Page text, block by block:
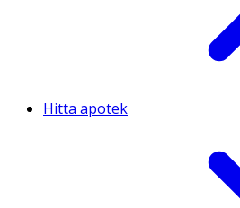
Hitta apotek